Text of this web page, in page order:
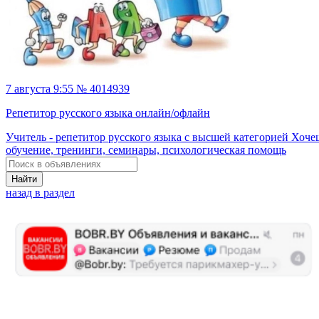
7 августа 9:55 № 4014939
Репетитор русского языка онлайн/офлайн
Учитель - репетитор русского языка с высшей категорией
обучение, тренинги, семинары, психологическая помощь
Найти
назад в раздел